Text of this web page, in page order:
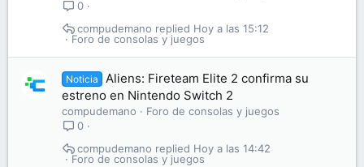
0
Foro de consolas y juegos
Hoy a las 15:12
compudemano
Noticia
Aliens: Fireteam Elite 2 confirma su
estreno en Nintendo Switch 2
compudemano
Foro de consolas y juegos
0
Foro de consolas y juegos
Hoy a las 14:42
compudemano